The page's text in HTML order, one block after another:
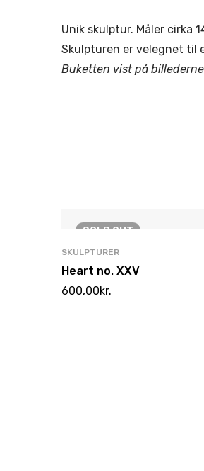
Unik skulptur. Måler cirka
Skulpturen er velegnet til
Buketten vist på
SOLDOUT
SKULPTURER
Heart no. XXV
600,00kr.